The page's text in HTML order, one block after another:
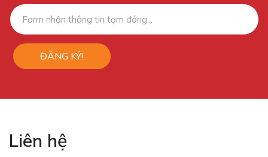
ĐĂNG KÝ!
Liên hệ